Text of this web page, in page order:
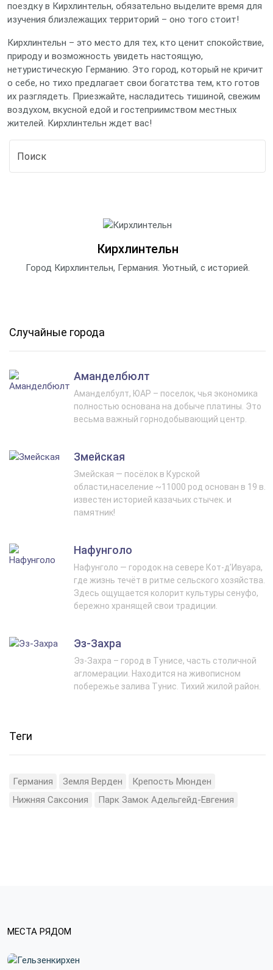
поездку в Кирхлинтельн, обязательно выделите время для
изучения близлежащих территорий – оно того стоит!
Кирхлинтельн – это место для тех, кто ценит спокойствие,
природу и возможность увидеть настоящую,
нетуристическую Германию. Это город, который не кричит
о себе, но тихо предлагает свои богатства тем, кто готов
их разглядеть. Приезжайте, насладитесь тишиной, свежим
воздухом, вкусной едой и гостеприимством местных
жителей. Кирхлинтельн ждет вас!
Кирхлинтельн
Город Кирхлинтельн, Германия. Уютный, с историей.
Случайные города
Аманделбюлт
Аманделбулт, ЮАР – поселок, чья экономика
полностью основана на добыче платины. Это
весьма важный горнодобывающий центр.
Змейская
Змейская — посёлок в Курской
области,население ~11000 род основан в 19 в.
известен историей казачьих стычек. и
памятник!
Нафунголо
Нафунголо — городок на севере Кот-д’Ивуара,
где жизнь течёт в ритме сельского хозяйства.
Здесь ощущается колорит культуры сенуфо,
бережно хранящей свои традиции.
Эз-Захра
Эз-Захра – город в Тунисе, часть столичной
агломерации. Находится на живописном
побережье залива Тунис. Тихий жилой район.
Теги
Германия Земля Верден
Крепость Мюнден
Нижняя Саксония
Парк Замок Адельгейд-Евгения
МЕСТА РЯДОМ